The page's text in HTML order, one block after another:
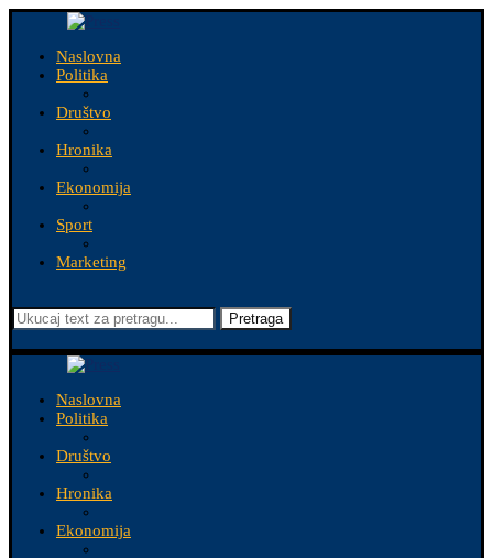
Naslovna
Politika
Društvo
Hronika
Ekonomija
Sport
Marketing
Pretraga
Naslovna
Politika
Društvo
Hronika
Ekonomija